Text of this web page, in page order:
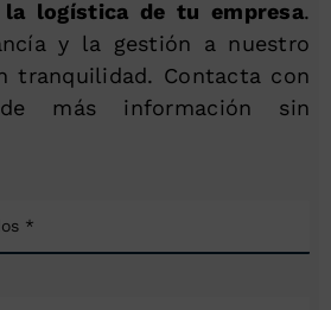
la logística de tu empresa.
y la gestión a nuestro
tranquilidad. Contacta con
más información sin